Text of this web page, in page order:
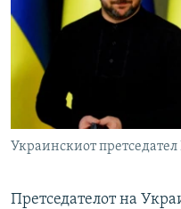
Украинскиот
Претседателот на